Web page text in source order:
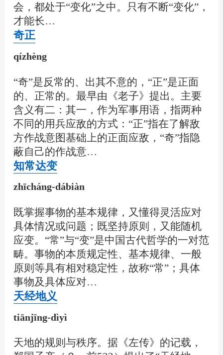
会，都处于“变化”之中。只有不断“变化”，
才能长…
奇正
qízhèng
“奇”是反常的、出其不意的，“正”是正面
的、正常的。最早由《老子》提出。主要
含义有二：其一，作为军事用语，指两种
不同的用兵应敌的方式：“正”指在了解敌
方作战意图基础上的正面应敌，“奇”指隐
蔽自己的作战意…
知常达变
zhīcháng-dábiàn
既掌握事物的基本规律，又懂得灵活应对
具体情况或问题；既坚持原则，又能随机
应变。“常”与“变”是中国古代哲学的一对范
畴。事物的本质规定性、基本规律、一般
原则等具有相对稳定性，故称“常”；具体
事物及具体应对…
天经地义
tiānjīng-dìyì
天地的规则与秩序。据《左传》的记载，